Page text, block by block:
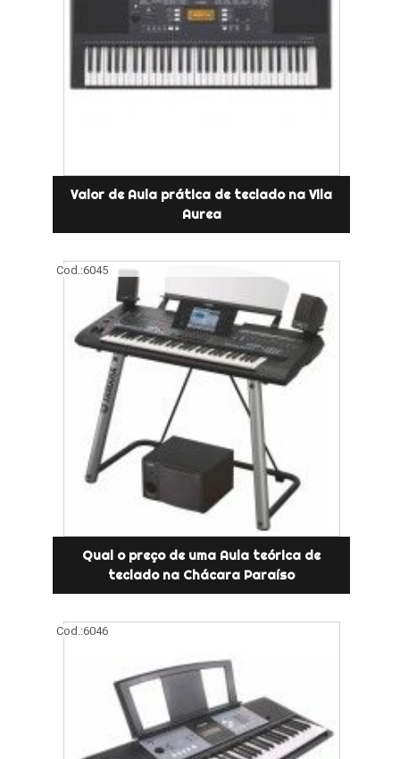
Valor de Aula prática de teclado na Vila
Aurea
Cod.:6045
Qual o preço de uma Aula teórica de
teclado na Chácara Paraíso
Cod.:6046